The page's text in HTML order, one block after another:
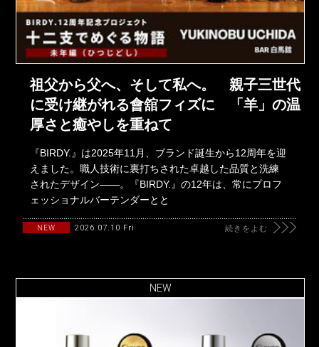
祖父から父へ、そして私へ。 親子三世代
に受け継がれる會舘フィズに 「羊」の温
厚さと癒やしを重ねて
『BIRDY.』は2025年11月、ブランド誕生から12周年を迎
えました。職人技術に裏打ちされた卓越した品質と洗練
されたデザイン――。『BIRDY.』の12年は、常にプロフ
ェッショナルバーテンダーとと
NEW 2026.07.10 Fri 続きをよむ
NEW